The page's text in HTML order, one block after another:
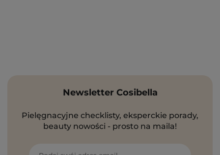
Newsletter Cosibella
Pielęgnacyjne checklisty, eksperckie porady,
beauty nowości - prosto na maila!